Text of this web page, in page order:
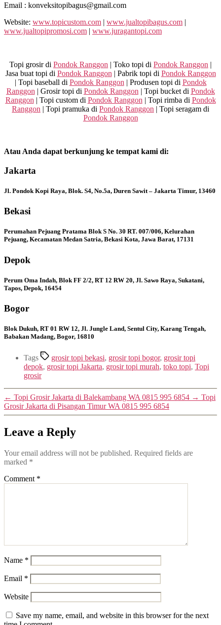
Email : konveksitopibagus@gmail.com
Website: www.topicustom.com | www.jualtopibagus.com |
www.jualtopipromosi.com | www.juragantopi.com
Topi grosir di Pondok Ranggon | Toko topi di Pondok Ranggon |
Jasa buat topi di Pondok Ranggon | Pabrik topi di Pondok Ranggon
| Topi baseball di Pondok Ranggon | Produsen topi di Pondok
Ranggon | Grosir topi di Pondok Ranggon | Topi bucket di Pondok
Ranggon | Topi custom di Pondok Ranggon | Topi rimba di Pondok
Ranggon | Topi pramuka di Pondok Ranggon | Topi seragam di
Pondok Ranggon
Atau Anda dapat berkunjung ke tempat kami di:
Jakarta
Jl. Pondok Kopi Raya, Blok. S4, No.5a, Duren Sawit – Jakarta Timur, 13460
Bekasi
Perumahan Pejuang Pratama Blok S No. 30 RT. 007/006, Kelurahan
Pejuang, Kecamatan Medan Satria, Bekasi Kota, Jawa Barat, 17131
Depok
Perum Oma Indah, Blok FF 2/2, RT 12 RW 20, Jl. Sawo Raya, Sukatani,
Tapos, Depok, 16454
Bogor
Blok Dukuh, RT 01 RW 12, Jl. Jungle Land, Sentul City, Karang Tengah,
Babakan Madang, Bogor, 16810
Tags grosir topi bekasi, grosir topi bogor, grosir topi
depok, grosir topi Jakarta, grosir topi murah, toko topi, Topi
grosir
← Topi Grosir Jakarta di Balekambang WA 0815 995 6854 → Topi
Grosir Jakarta di Pisangan Timur WA 0815 995 6854
Leave a Reply
Your email address will not be published. Required fields are
marked *
Comment *
Name *
Email *
Website
Save my name, email, and website in this browser for the next